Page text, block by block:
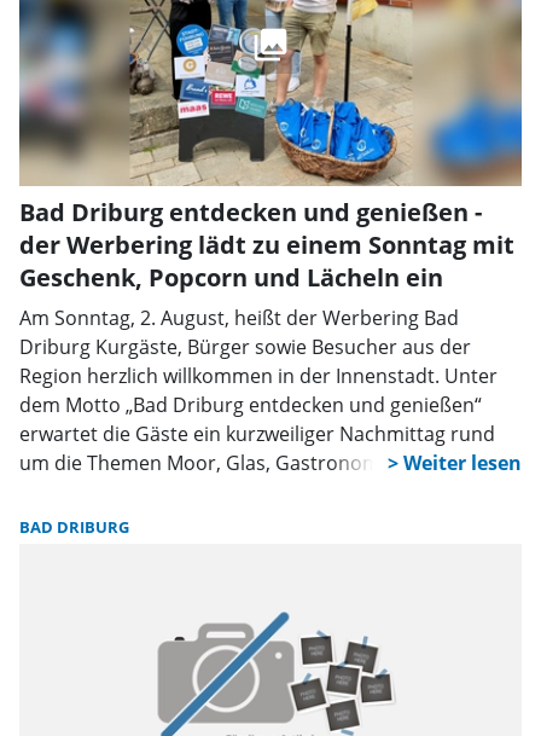
Bad Driburg entdecken und genießen -
der Werbering lädt zu einem Sonntag mit
Geschenk, Popcorn und Lächeln ein
Am Sonntag, 2. August, heißt der Werbering Bad
Driburg Kurgäste, Bürger sowie Besucher aus der
Region herzlich willkommen in der Innenstadt. Unter
dem Motto „Bad Driburg entdecken und genießen“
erwartet die Gäste ein kurzweiliger Nachmittag rund
um die Themen Moor, Glas, Gastronomie und Handel.
Information, Lange Straße 87.
BAD DRIBURG